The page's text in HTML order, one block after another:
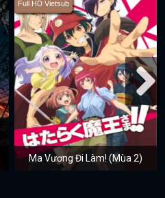
Full HD Vietsub
Ma Vương Đi Làm! (Mùa 2)